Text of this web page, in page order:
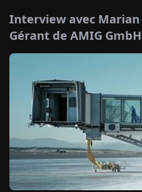
Interview avec Marian
Gérant de AMIG GmbH